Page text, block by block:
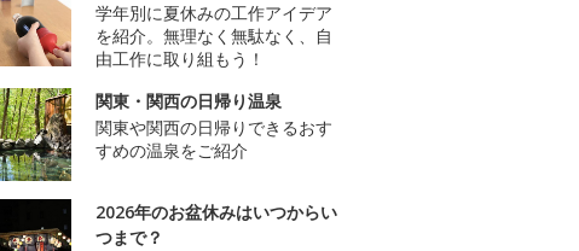
学年別に夏休みの工作アイデア
を紹介。無理なく無駄なく、自
由工作に取り組もう！
関東・関西の日帰り温泉
関東や関西の日帰りできるおす
すめの温泉をご紹介
2026年のお盆休みはいつからい
つまで？